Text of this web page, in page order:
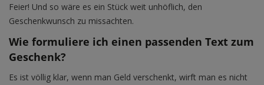
Feier! Und so wäre es ein Stück weit unhöflich, den
Geschenkwunsch zu missachten.
Wie formuliere ich einen passenden Text zum
Geschenk?
Es ist völlig klar, wenn man Geld verschenkt, wirft man es nicht